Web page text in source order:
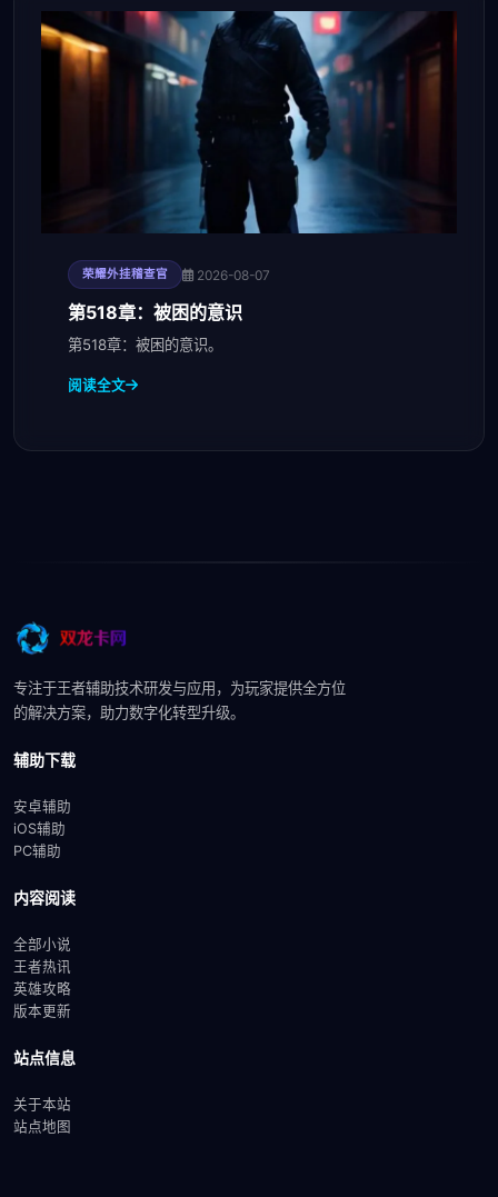
荣耀外挂稽查官 2026-08-07
第518章：被困的意识
第518章：被困的意识。
阅读全文
专注于王者辅助技术研发与应用，为玩家提供全方位
的解决方案，助力数字化转型升级。
辅助下载
安卓辅助
iOS辅助
PC辅助
内容阅读
全部小说
王者热讯
英雄攻略
版本更新
站点信息
关于本站
站点地图